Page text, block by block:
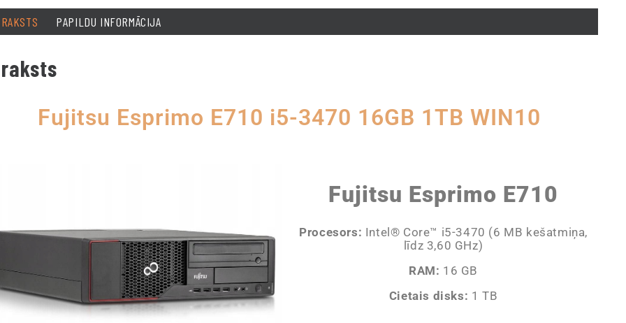
PAPILDU INFORMĀCIJA
Fujitsu Esprimo E710 i5-3470 16GB 1TB WIN10
Fujitsu Esprimo E710
Procesors: Intel® Core™ i5-3470 (6 MB kešatmiņa,
līdz 3,60 GHz)
RAM: 16 GB
Cietais disks: 1 TB